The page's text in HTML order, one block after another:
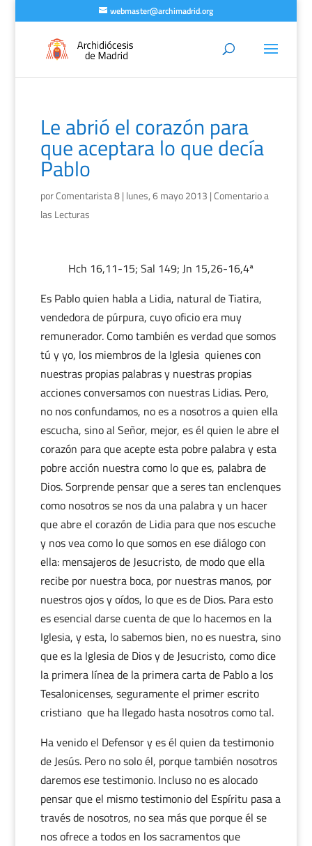
webmaster@archimadrid.org
Le abrió el corazón para
que aceptara lo que decía
Pablo
porComentarista 8| lunes, 6 mayo 2013 |Comentario a
las Lecturas
Hch 16,11-15; Sal 149; Jn 15,26-16,4ª
Es Pablo quien habla a Lidia, natural de Tiatira,
vendedora de púrpura, cuyo oficio era muy
remunerador. Como también es verdad que somos
tú y yo, los miembros de la Iglesia quienes con
nuestras propias palabras y nuestras propias
acciones conversamos con nuestras Lidias. Pero,
no nos confundamos, no es a nosotros a quien ella
escucha, sino al Señor, mejor, es él quien le abre el
corazón para que acepte esta pobre palabra y esta
pobre acción nuestra como lo que es, palabra de
Dios. Sorprende pensar que a seres tan enclenques
como nosotros se nos da una palabra y un hacer
que abre el corazón de Lidia para que nos escuche
y nos vea como lo que somos en ese diálogo con
ella: mensajeros de Jesucristo, de modo que ella
recibe por nuestra boca, por nuestras manos, por
nuestros ojos y oídos, lo que es de Dios. Para esto
es esencial darse cuenta de que lo hacemos en la
Iglesia, y esta, lo sabemos bien, no es nuestra, sino
que es la Iglesia de Dios y de Jesucristo, como dice
la primera línea de la primera carta de Pablo a los
Tesalonicenses, seguramente el primer escrito
cristiano que ha llegado hasta nosotros como tal.
Ha venido el Defensor y es él quien da testimonio
de Jesús. Pero no solo él, porque también nosotros
daremos ese testimonio. Incluso no es alocado
pensar que el mismo testimonio del Espíritu pasa a
través de nosotros, no sea más que porque él se
nos ofrece a todos en los sacramentos que